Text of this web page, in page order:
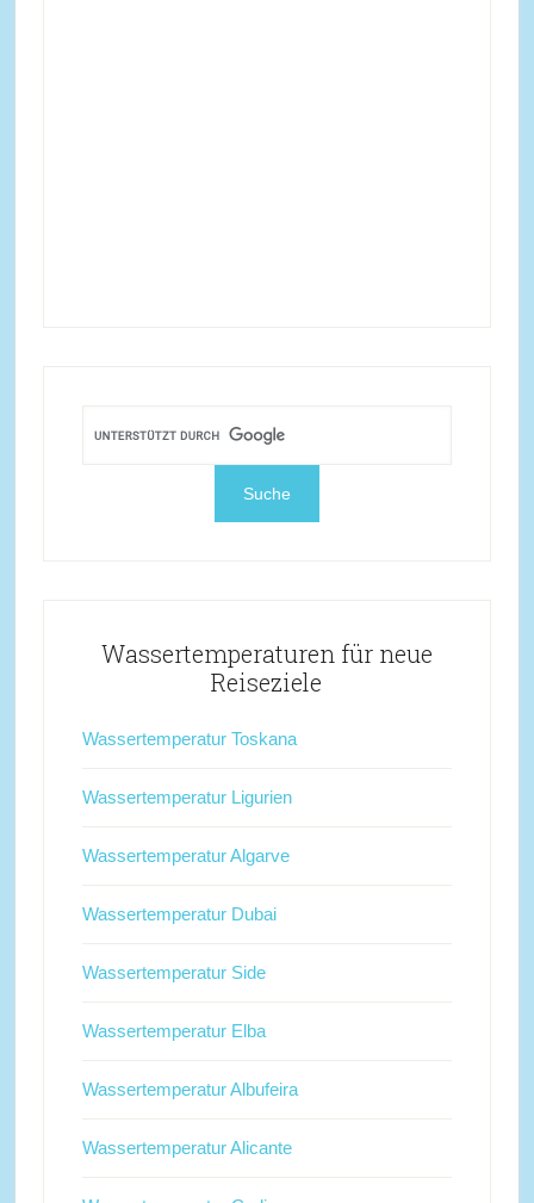
Wassertemperaturen für neue
Reiseziele
Wassertemperatur Toskana
Wassertemperatur Ligurien
Wassertemperatur Algarve
Wassertemperatur Dubai
Wassertemperatur Side
Wassertemperatur Elba
Wassertemperatur Albufeira
Wassertemperatur Alicante